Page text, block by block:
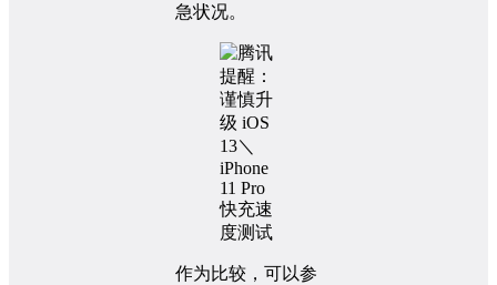
急状况。
作为比较，可以参